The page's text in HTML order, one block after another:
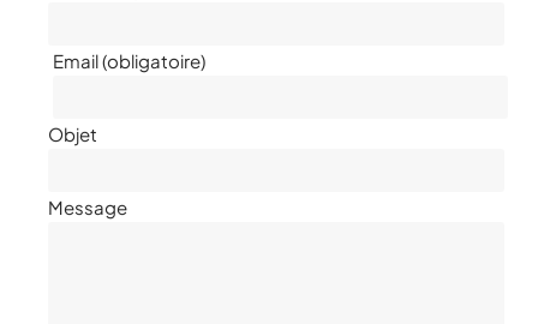
Email (obligatoire)
Objet
Message